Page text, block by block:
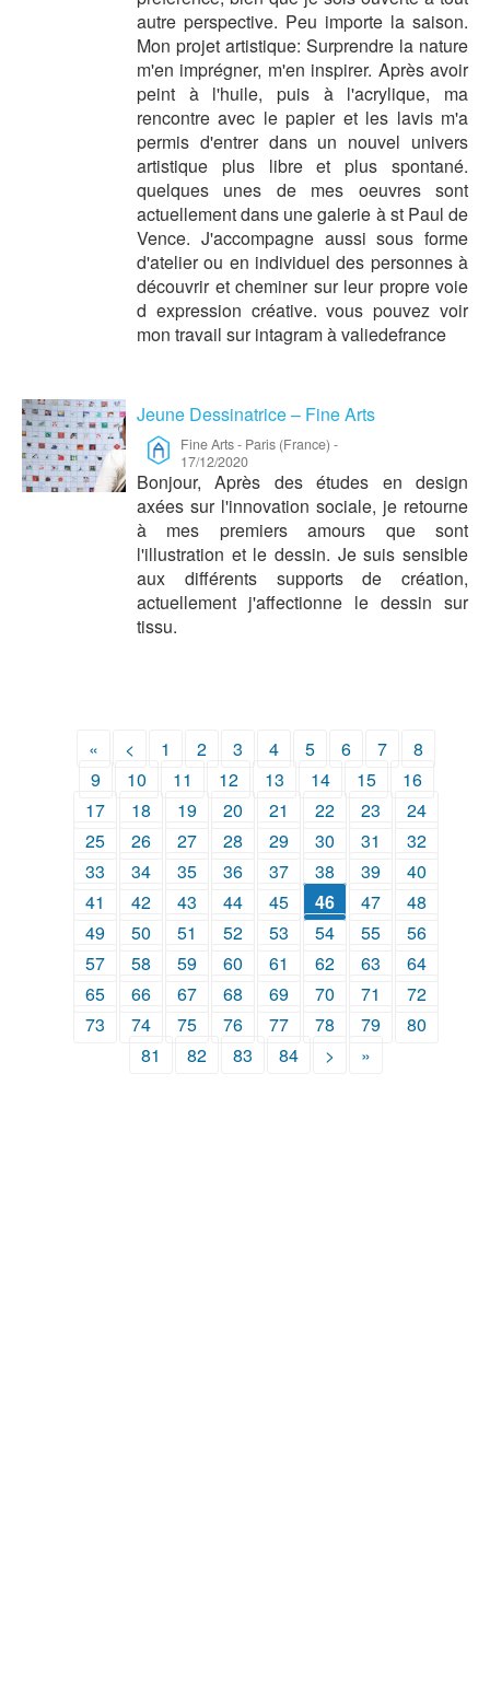
autre perspective. Peu importe la saison.
Mon projet artistique: Surprendre la nature
m'en imprégner, m'en inspirer. Après avoir
peint à l'huile, puis à l'acrylique, ma
rencontre avec le papier et les lavis m'a
permis d'entrer dans un nouvel univers
artistique plus libre et plus spontané.
quelques unes de mes oeuvres sont
actuellement dans une galerie à st Paul de
Vence. J'accompagne aussi sous forme
d'atelier ou en individuel des personnes à
découvrir et cheminer sur leur propre voie
d expression créative. vous pouvez voir
mon travail sur intagram à valiedefrance
Jeune Dessinatrice – Fine Arts
Fine Arts- Paris (France) -
17/12/2020
Bonjour, Après des études en design
axées sur l'innovation sociale, je retourne
à mes premiers amours que sont
l'illustration et le dessin. Je suis sensible
aux différents supports de création,
actuellement j'affectionne le dessin sur
tissu.
« < 1 2 3 4 5 6 7
8
9
10 11 12 13 14 15
16
17
18 19 20 21 22 23
24
25
26 27 28 29 30 31
32
33
34 35 36 37 38 39
40
41
42 43 44 45 46 47
48
49
50 51 52 53 54 55
56
57
58 59 60 61 62 63
64
65
66 67 68 69 70 71
72
73
74 75 76 77 78 79
80
81
82 83 84 > »